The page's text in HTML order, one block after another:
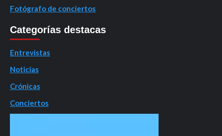
Fotógrafo de conciertos
Categorías destacas
Entrevistas
Noticias
Crónicas
Conciertos